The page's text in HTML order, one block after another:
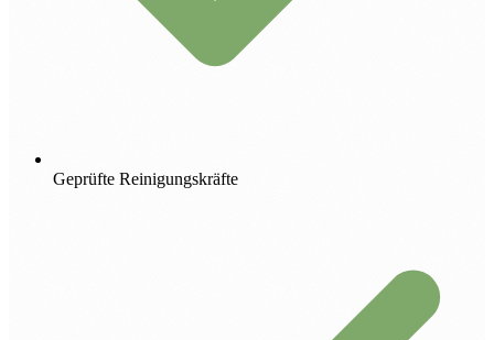
Geprüfte Reinigungskräfte